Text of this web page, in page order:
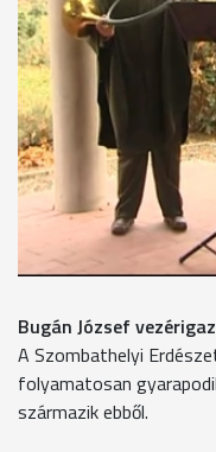
A Föld felszínének 31
fajok 80 %-a, és 1,6
területektől. Vas
területe, minden 3. m2-
nélkülözhetetlen
ezért létfontosságú a
konferenciával a Vas
hektárnyi vasi erdők
Erdészeti Zrt.
Bugán József
A Szombathelyi
folyamatosan
származik ebből.